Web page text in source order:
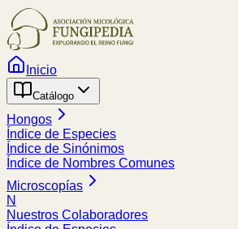
Inicio
Catálogo
Hongos
Índice de Especies
Índice de Sinónimos
Índice de Nombres Comunes
Microscopías
N
Nuestros Colaboradores